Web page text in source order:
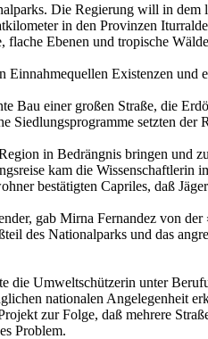
Die Regierung will in dem
in den Provinzen
Ebenen und tropische
Existenzen und
Bau einer großen Straße, die
Siedlungsprogramme setzten der
in Bedrängnis bringen
kam die
bestätigten Capriles, daß
gab Mirna Fernandez von
des Nationalparks und das
die Umweltschützerin unter
nationalen Angelegenheit
zur Folge, daß mehrere
Problem.